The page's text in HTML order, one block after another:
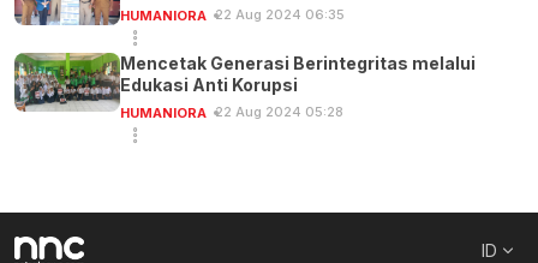
HUMANIORA 22 Aug 2024 06:35
Mencetak Generasi Berintegritas melalui
Edukasi Anti Korupsi
HUMANIORA 22 Aug 2024 05:28
ID